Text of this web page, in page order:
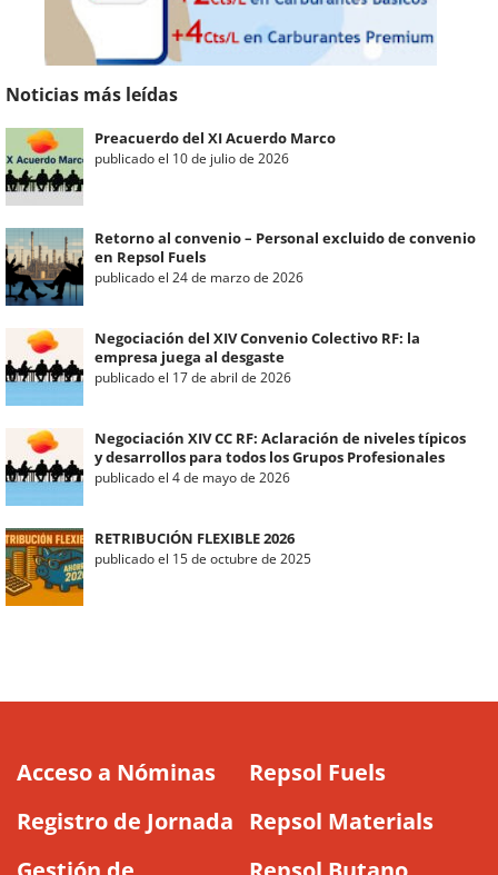
Noticias más leídas
Preacuerdo del XI Acuerdo Marco
publicado el 10 de julio de 2026
Retorno al convenio – Personal excluido de convenio
en Repsol Fuels
publicado el 24 de marzo de 2026
Negociación del XIV Convenio Colectivo RF: la
empresa juega al desgaste
publicado el 17 de abril de 2026
Negociación XIV CC RF: Aclaración de niveles típicos
y desarrollos para todos los Grupos Profesionales
publicado el 4 de mayo de 2026
RETRIBUCIÓN FLEXIBLE 2026
publicado el 15 de octubre de 2025
Acceso a Nóminas
Registro de Jornada
Repsol Fuels
Repsol Materials